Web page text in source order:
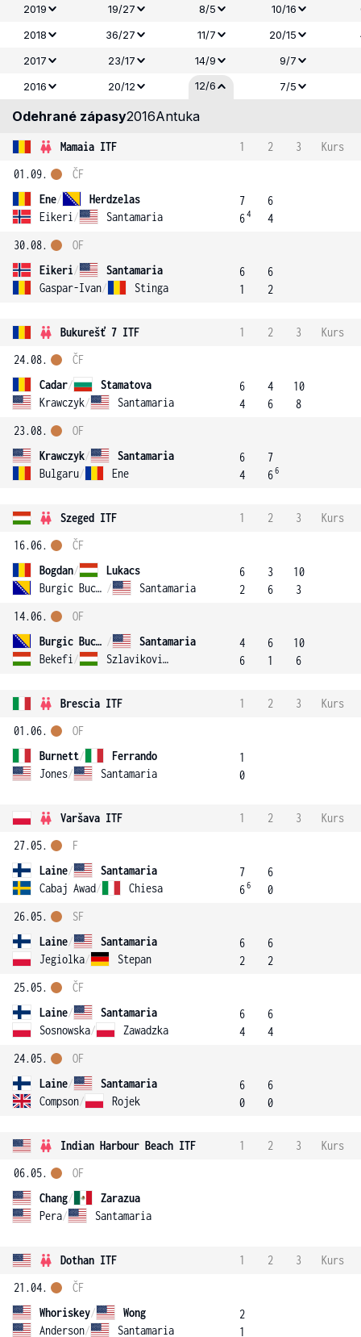
2019
19/27 8/5 10/16
2018
36/27 11/7 20/15
2017
23/17 14/9
9/7
2016
20/12 12/6 7/5
Odehrané zápasy2016Antuka
Mamaia ITF 1 2 3
Kurs
01.09.
Ene/
Herdzelas
Eikeri / Santamaria
ČF
7
64
6
4
30.08.
Eikeri/
Santamaria
Gaspar-Ivan/ Stinga
OF
6
1
6
2
Bukurešť 7 ITF 1 2 3
Kurs
24.08.
Cadar/
Stamatova
Krawczyk/ Santamaria
ČF
6
4
4
6
10
8
23.08.
Krawczyk/
Santamaria
Bulgaru/ Ene
OF
6
4
7
66
Szeged ITF 1 2 3
Kurs
16.06.
Bogdan/
Lukacs
Burgic Bucko / Santamaria
ČF
6
2
3
6
10
3
14.06.
Burgic Bucko /
Santamaria
Bekefi / Szlavikovics
OF
4
6
6
1
10
6
Brescia ITF 1 2 3
Kurs
01.06.
Burnett/
Ferrando
Jones/ Santamaria
OF
1
0
Varšava ITF 1 2 3
Kurs
27.05.
Laine/
Santamaria
Cabaj Awad/ Chiesa
F
7
66
6
0
26.05.
Laine/
Santamaria
Jegiolka/ Stepan
SF
6
2
6
2
25.05.
Laine/
Santamaria
Sosnowska/ Zawadzka
ČF
6
4
6
4
24.05.
Laine/
Santamaria
Compson/ Rojek
OF
6
0
6
0
Indian Harbour Beach ITF 1 2 3
Kurs
06.05.
Chang/
Zarazua
Pera/ Santamaria
OF
Dothan ITF 1 2 3
Kurs
21.04.
Whoriskey/
Wong
Anderson/ Santamaria
ČF
2
1